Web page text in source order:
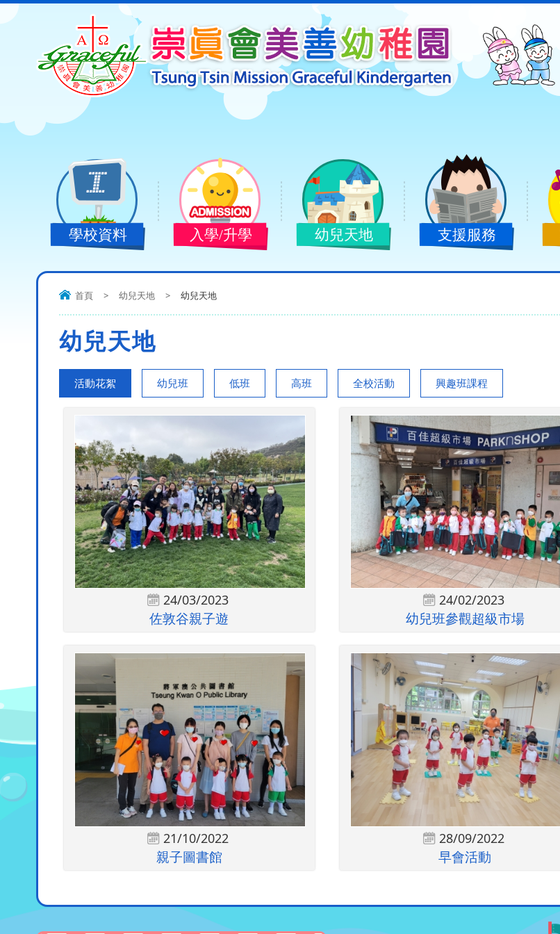
學校資料 入學/升學 幼兒天地 支援服務
首頁 > 幼兒天地 > 幼兒天地
幼兒天地
活動花絮 幼兒班 低班 高班 全校活動 興趣班課程
24/03/2023
佐敦谷親子遊
24/02/2023
幼兒班參觀超級市場
21/10/2022
親子圖書館
28/09/2022
早會活動